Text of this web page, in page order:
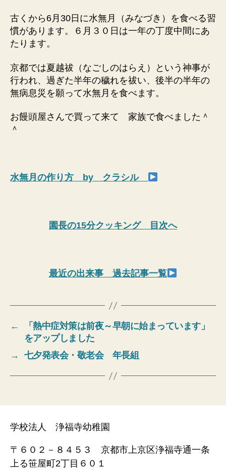
古くから6月30日に水無月（みなづき）を食べる習
慣があります。６月３０日は一年の丁度中間にあ
たります。
京都では夏越祓（なごしのはらえ）という神事が
行われ、過ぎた半年の穢れを祓い、後半の半年の
無病息災を願って水無月を食べます。
お饅頭屋さんで買って来て 家族で食べました＾
＾
水無月の作り方 by クラシル
園長の15分クッキング 目次へ
最近の出来事 過去記事一覧
←
「熱中症対策は前夜～早朝に始まっています」
をアップしました
→
七夕発表会・敬老会 年長組
学校法人 浄福寺幼稚園
〒６０２－８４５３ 京都市上京区浄福寺通一条
上る笹屋町2丁目６０１